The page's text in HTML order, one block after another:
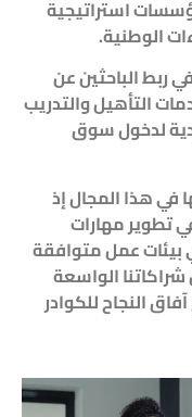
استراتيجية
الوطنية.
الباحثين عن
التأهيل والتدريب
لدخول سوق
في هذا المجال إذ
مهارات
عمل متوافقة
الواسعة
النجاح للكوادر